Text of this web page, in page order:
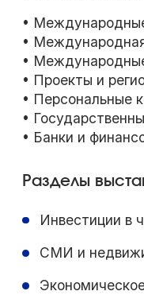
•
•
•
• Проекты и
• Персональные
•
• Банки и
Разделы
Инвестиции в
СМИ и